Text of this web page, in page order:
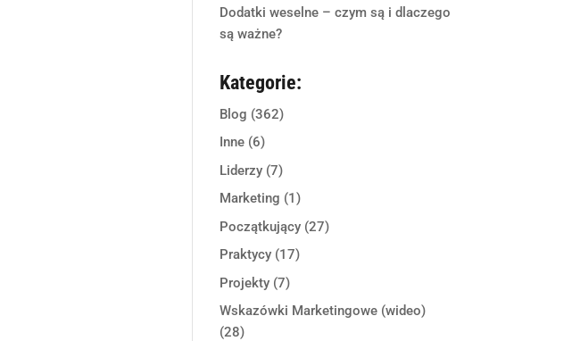
Dodatki weselne – czym są i dlaczego
są ważne?
Kategorie:
Blog (362)
Inne (6)
Liderzy (7)
Marketing (1)
Początkujący (27)
Praktycy (17)
Projekty (7)
Wskazówki Marketingowe (wideo)
(28)